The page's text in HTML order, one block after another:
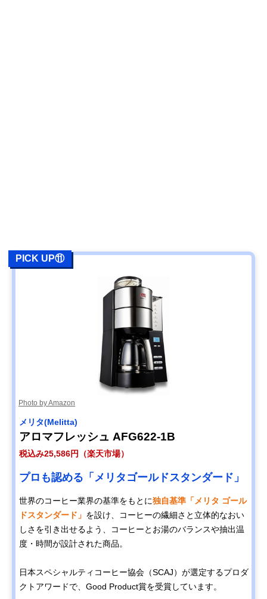
PICK UP⑪
Photo by Amazon
メリタ‎(Melitta)
アロマフレッシュ AFG622-1B
税込み25,586円（楽天市場）
プロも認める「メリタゴールドスタンダード」
世界のコーヒー業界の基準をもとに独自基準「メリタ ゴール
ドスタンダード」 を設け、コーヒーの繊細さと立体的なおい
しさを引き出せるよう、コーヒーとお湯のバランスや抽出温
度・時間が設計された商品。
日本スペシャルティコーヒー協会（SCAJ）が選定するプロダ
クトアワードで、Good Product賞を受賞しています。